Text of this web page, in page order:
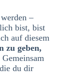
–
bist, bist
auf diesem
zu geben,
Gemeinsam
du dir